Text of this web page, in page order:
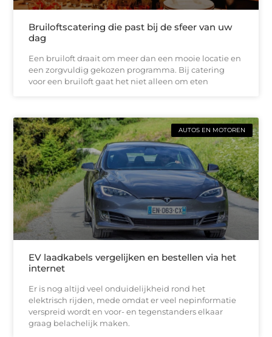
Bruiloftscatering die past bij de sfeer van uw
dag
Een bruiloft draait om meer dan een mooie locatie en
een zorgvuldig gekozen programma. Bij catering
voor een bruiloft gaat het niet alleen om eten
AUTOS EN MOTOREN
EV laadkabels vergelijken en bestellen via het
internet
Er is nog altijd veel onduidelijkheid rond het
elektrisch rijden, mede omdat er veel nepinformatie
verspreid wordt en voor- en tegenstanders elkaar
graag belachelijk maken.